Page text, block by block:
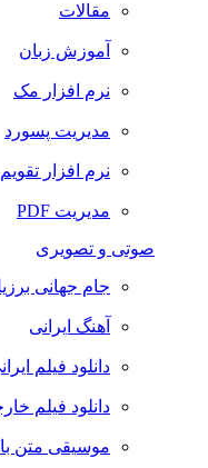
مقالات
آموزش زبان
نرم افزار مک
مدیریت پسورد
نرم افزار تقویم
مدیریت PDF
صوتی و تصویری
جام جهانی برزیل 2014
آهنگ ایرانی
دانلود فیلم ایرانی
دانلود فیلم خارجی
موسیقی متن بازی و